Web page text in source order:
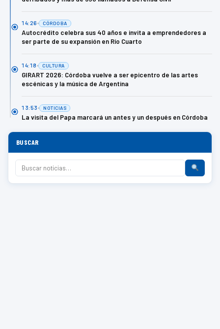
14:26 CÓRDOBA
Autocrédito celebra sus 40 años e invita a emprendedores a
ser parte de su expansión en Río Cuarto
14:18 CULTURA
GIRART 2026: Córdoba vuelve a ser epicentro de las artes
escénicas y la música de Argentina
13:53 NOTICIAS
La visita del Papa marcará un antes y un después en Córdoba
BUSCAR